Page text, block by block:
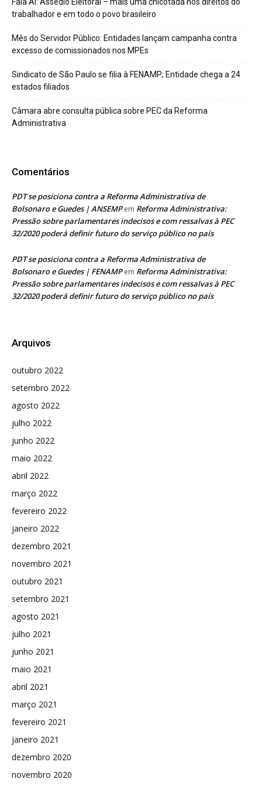
trabalhador e em todo o povo brasileiro
Mês do Servidor Público: Entidades lançam campanha contra
excesso de comissionados nos MPEs
Sindicato de São Paulo se filia à FENAMP; Entidade chega a 24
estados filiados
Câmara abre consulta pública sobre PEC da Reforma
Administrativa
Comentários
PDT se posiciona contra a Reforma Administrativa de
Bolsonaro e Guedes | ANSEMPem Reforma Administrativa:
Pressão sobre parlamentares indecisos e com ressalvas à PEC
32/2020 poderá definir futuro do serviço público no país
PDT se posiciona contra a Reforma Administrativa de
Bolsonaro e Guedes | FENAMPem Reforma Administrativa:
Pressão sobre parlamentares indecisos e com ressalvas à PEC
32/2020 poderá definir futuro do serviço público no país
Arquivos
outubro 2022
setembro 2022
agosto 2022
julho 2022
junho 2022
maio 2022
abril 2022
março 2022
fevereiro 2022
janeiro 2022
dezembro 2021
novembro 2021
outubro 2021
setembro 2021
agosto 2021
julho 2021
junho 2021
maio 2021
abril 2021
março 2021
fevereiro 2021
janeiro 2021
dezembro 2020
novembro 2020